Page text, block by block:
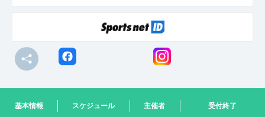
基本情報 スケジュール 主催者 受付終了